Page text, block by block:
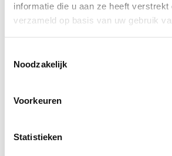
informatie die u aan ze heeft verstrekt
verzameld op basis van uw gebruik
Noodzakelijk
Voorkeuren
Statistieken
© 2026MERWEtechniek B.V.-
Cookieverklaring-Verdere